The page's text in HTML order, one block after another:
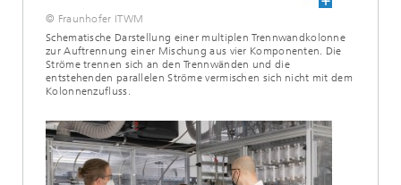
© Fraunhofer ITWM
Schematische Darstellung einer multiplen Trennwandkolonne
zur Auftrennung einer Mischung aus vier Komponenten. Die
Ströme trennen sich an den Trennwänden und die
entstehenden parallelen Ströme vermischen sich nicht mit dem
Kolonnenzufluss.